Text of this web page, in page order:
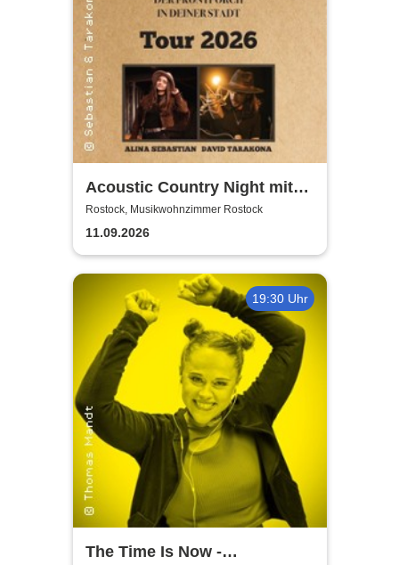
Acoustic Country Night mit
Alina Sebastian & David
Tarakona | Musikwohnzimmer
Rostock
Rostock, Musikwohnzimmer Rostock
11.09.2026
19:30 Uhr
The Time Is Now -